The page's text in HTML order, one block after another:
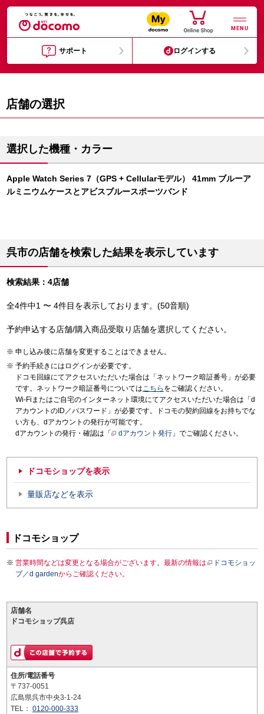
MENU
サポート ログインする
店舗の選択
選択した機種・カラー
Apple Watch Series 7（GPS + Cellularモデル） 41mm ブルーア
ルミニウムケースとアビスブルースポーツバンド
呉市の店舗を検索した結果を表示しています
検索結果：4店舗
全4件中1 〜 4件目を表示しております。(50音順)
予約申込する店舗/購入商品受取り店舗を選択してください。
申し込み後に店舗を変更することはできません。
予約手続きにはログインが必要です。
ドコモ回線にてアクセスいただいた場合は「ネットワーク暗証番号」が必要
です。ネットワーク暗証番号についてはこちら をご確認ください。
Wi-Fiまたはご自宅のインターネット環境にてアクセスいただいた場合は「d
アカウントのID／パスワード」が必要です。ドコモの契約回線をお持ちでな
い方も、dアカウントの発行が可能です。
dアカウントの発行・確認は「
dアカウント発行 」でご確認ください。
ドコモショップを表示
量販店などを表示
ドコモショップ
営業時間などは変更となる場合がございます。最新の情報は
ドコモショッ
プ／d gardenからご確認ください。
店舗名
ドコモショップ呉店
住所/電話番号
〒737-0051
広島県呉市中央3-1-24
TEL： 0120-000-333